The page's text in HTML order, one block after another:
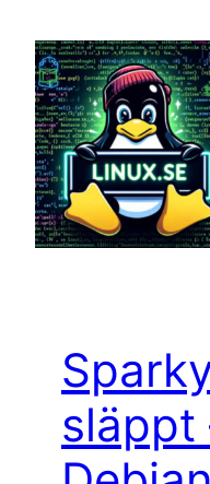
innehåll
släppt